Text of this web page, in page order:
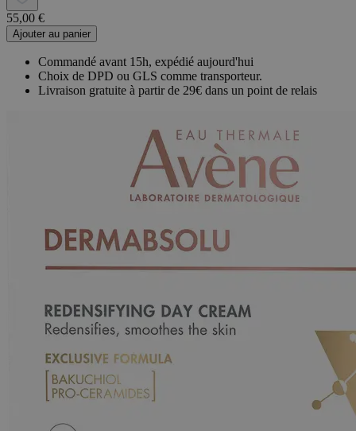
55,00 €
Ajouter au panier
Commandé avant 15h, expédié aujourd'hui
Choix de DPD ou GLS comme transporteur.
Livraison gratuite à partir de 29€ dans un point de relais